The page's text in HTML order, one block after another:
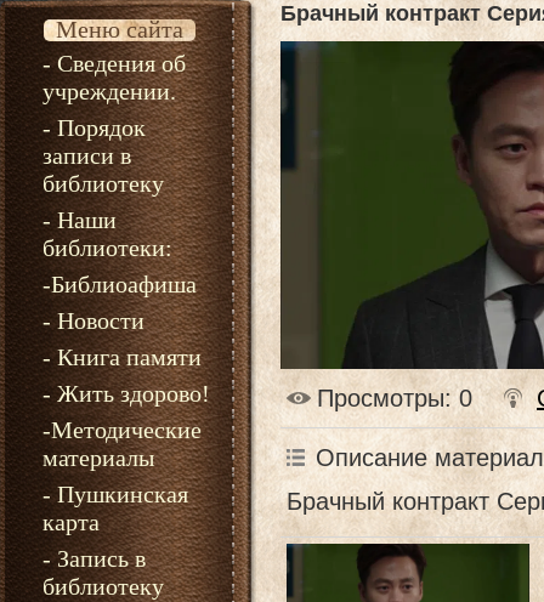
Меню сайта
- Сведения об
учреждении.
- Порядок
записи в
библиотеку
- Наши
библиотеки:
-Библиоафиша
- Новости
- Книга памяти
- Жить здорово!
-Методические
материалы
- Пушкинская
карта
- Запись в
библиотеку
Брачный контракт
Просмотры: 0
Описание
Брачный контракт